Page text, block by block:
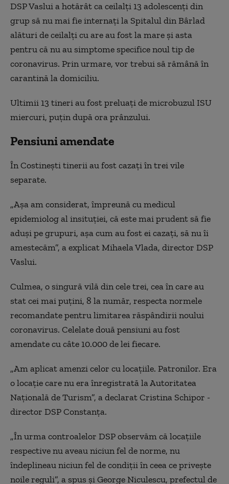
DSP Vaslui a hotărât ca ceilalți 13 adolescenți din
grup să nu mai fie internați la Spitalul din Bârlad
alături de ceilalți cu are au fost la mare și asta
pentru că nu au simptome specifice noul tip de
coronavirus. Prin urmare, vor trebui să rămână în
carantină la domiciliu.
Ultimii 13 tineri au fost preluați de microbuzul ISU
miercuri, puțin după ora prânzului.
Pensiuni amendate
În Costinești tinerii au fost cazați în trei vile
separate.
„Așa am considerat, împreună cu medicul
epidemiolog al insituției, că este mai prudent să fie
aduși pe grupuri, așa cum au fost ei cazați, să nu îi
amestecăm”, a explicat Mihaela Vlada, director DSP
Vaslui.
Culmea, o singură vilă din cele trei, cea în care au
stat cei mai puțini, 8 la număr, respecta normele
recomandate pentru limitarea răspândirii noului
coronavirus. Celelate două pensiuni au fost
amendate cu câte 10.000 de lei fiecare.
„Am aplicat amenzi celor cu locațiile. Patronilor. Era
o locație care nu era înregistrată la Autoritatea
Națională de Turism”, a declarat Cristina Schipor -
director DSP Constanța.
„În urma controalelor DSP observăm că locațiile
respective nu aveau niciun fel de norme, nu
îndeplineau niciun fel de condiții în ceea ce privește
noile reguli”, a spus și George Niculescu, prefectul de